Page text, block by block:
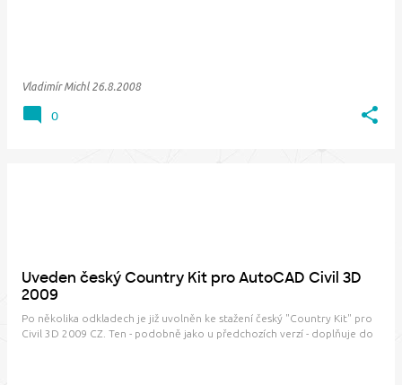
Vladimír Michl 26.8.2008
0
Uveden český Country Kit pro AutoCAD Civil 3D
2009
Po několika odkladech je již uvolněn ke stažení český "Country Kit" pro
Civil 3D 2009 CZ. Ten - podobně jako u předchozích verzí - doplňuje do